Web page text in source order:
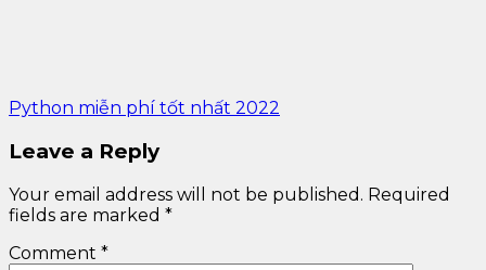
Python miễn phí tốt nhất 2022
Leave a Reply
Your email address will not be published. Required
fields are marked *
Comment *